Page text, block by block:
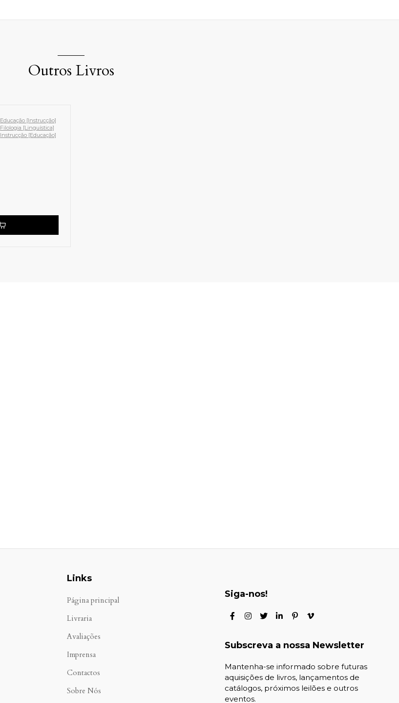
Outros Livros
Educação [Instrucção]
Filologia [Linguística]
Instrucção [Educação]
Links
Página principal
Livraria
Avaliações
Imprensa
Contactos
Sobre Nós
Siga-nos!
Subscreva a nossa Newsletter
Mantenha-se informado sobre futuras
aquisições de livros, lançamentos de
catálogos, próximos leilões e outros
eventos.